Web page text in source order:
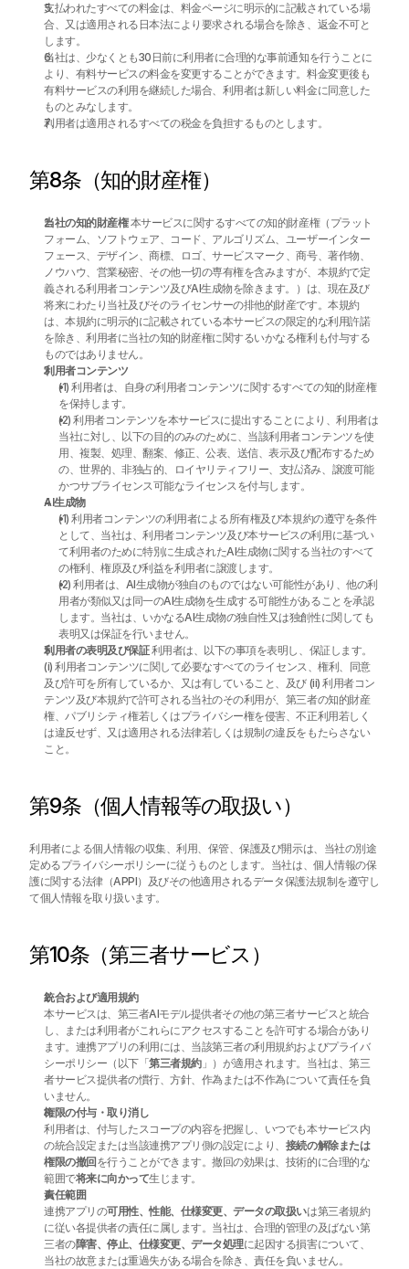
支払われたすべての料金は、料金ページに明示的に記載されている場
合、又は適用される日本法により要求される場合を除き、返金不可と
します。
当社は、少なくとも30日前に利用者に合理的な事前通知を行うことに
より、有料サービスの料金を変更することができます。料金変更後も
有料サービスの利用を継続した場合、利用者は新しい料金に同意した
ものとみなします。
利用者は適用されるすべての税金を負担するものとします。
第8条（知的財産権）
当社の知的財産権 本サービスに関するすべての知的財産権（プラット
フォーム、ソフトウェア、コード、アルゴリズム、ユーザーインター
フェース、デザイン、商標、ロゴ、サービスマーク、商号、著作物、
ノウハウ、営業秘密、その他一切の専有権を含みますが、本規約で定
義される利用者コンテンツ及びAI生成物を除きます。）は、現在及び
将来にわたり当社及びそのライセンサーの排他的財産です。本規約
は、本規約に明示的に記載されている本サービスの限定的な利用許諾
を除き、利用者に当社の知的財産権に関するいかなる権利も付与する
ものではありません。
利用者コンテンツ
(1) 利用者は、自身の利用者コンテンツに関するすべての知的財産権
を保持します。
(2) 利用者コンテンツを本サービスに提出することにより、利用者は
当社に対し、以下の目的のみのために、当該利用者コンテンツを使
用、複製、処理、翻案、修正、公表、送信、表示及び配布するため
の、世界的、非独占的、ロイヤリティフリー、支払済み、譲渡可能
かつサブライセンス可能なライセンスを付与します。
AI生成物
(1) 利用者コンテンツの利用者による所有権及び本規約の遵守を条件
として、当社は、利用者コンテンツ及び本サービスの利用に基づい
て利用者のために特別に生成されたAI生成物に関する当社のすべて
の権利、権原及び利益を利用者に譲渡します。
(2) 利用者は、AI生成物が独自のものではない可能性があり、他の利
用者が類似又は同一のAI生成物を生成する可能性があることを承認
します。当社は、いかなるAI生成物の独自性又は独創性に関しても
表明又は保証を行いません。
利用者の表明及び保証 利用者は、以下の事項を表明し、保証します。
(i) 利用者コンテンツに関して必要なすべてのライセンス、権利、同意
及び許可を所有しているか、又は有していること、及び (ii) 利用者コン
テンツ及び本規約で許可される当社のその利用が、第三者の知的財産
権、パブリシティ権若しくはプライバシー権を侵害、不正利用若しく
は違反せず、又は適用される法律若しくは規制の違反をもたらさない
こと。
第9条（個人情報等の取扱い）
利用者による個人情報の収集、利用、保管、保護及び開示は、当社の別途
定めるプライバシーポリシーに従うものとします。当社は、個人情報の保
護に関する法律（APPI）及びその他適用されるデータ保護法規制を遵守し
て個人情報を取り扱います。
第10条（第三者サービス）
統合および適用規約
本サービスは、第三者AIモデル提供者その他の第三者サービスと統合
し、または利用者がこれらにアクセスすることを許可する場合があり
ます。連携アプリの利用には、当該第三者の利用規約およびプライバ
シーポリシー（以下「第三者規約」）が適用されます。当社は、第三
者サービス提供者の慣行、方針、作為または不作為について責任を負
いません。
権限の付与・取り消し
利用者は、付与したスコープの内容を把握し、いつでも本サービス内
の統合設定または当該連携アプリ側の設定により、 接続の解除または
権限の撤回を行うことができます。撤回の効果は、技術的に合理的な
範囲で将来に向かって生じます。
責任範囲
連携アプリの可用性、性能、仕様変更、データの取扱いは第三者規約
に従い各提供者の責任に属します。当社は、合理的管理の及ばない第
三者の障害、停止、仕様変更、データ処理に起因する損害について、
当社の故意または重過失がある場合を除き、責任を負いません。